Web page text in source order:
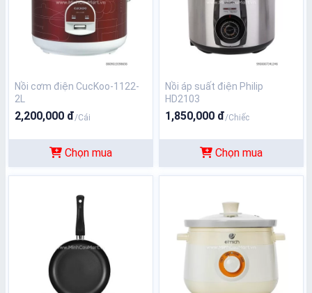
Nồi cơm điện CucKoo-1122-
2L
2,200,000 đ/Cái
Chọn mua
Nồi áp suất điện Philip
HD2103
1,850,000 đ/Chiếc
Chọn mua